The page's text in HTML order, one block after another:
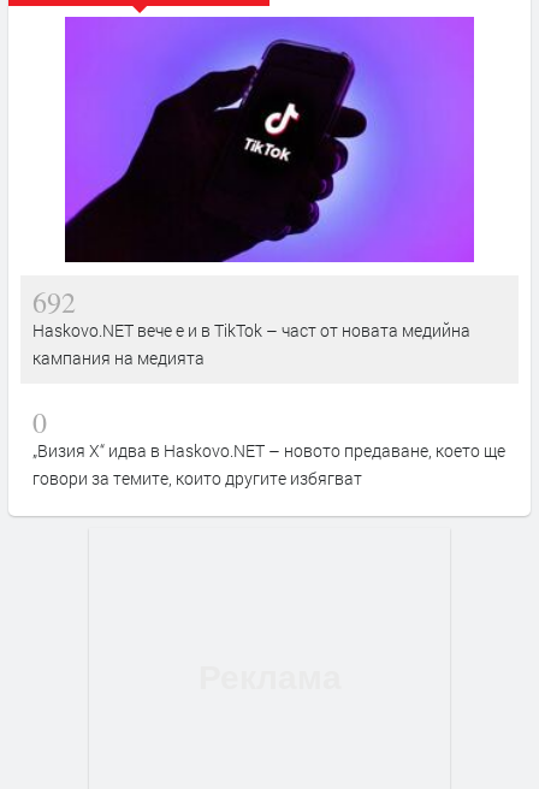
692
Haskovo.NET вече е и в TikTok – част от новата медийна
кампания на медията
0
„Визия Х“ идва в Haskovo.NET – новото предаване, което ще
говори за темите, които другите избягват